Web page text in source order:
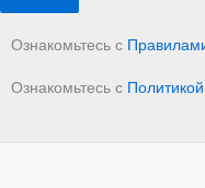
Ознакомьтесь с
Ознакомьтесь с